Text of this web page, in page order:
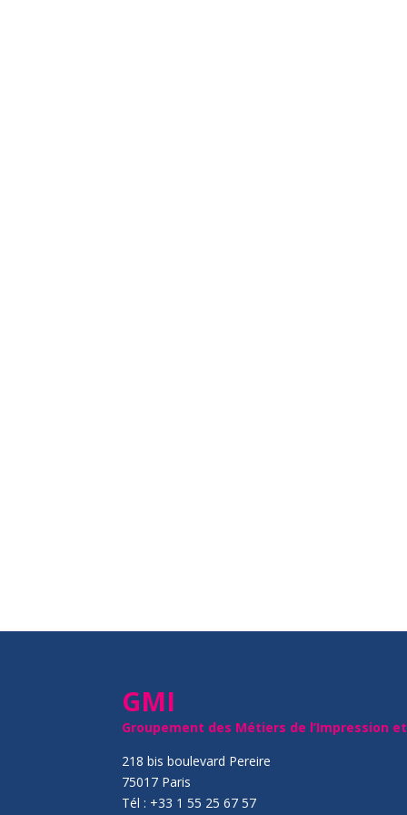
GMI
Groupement des Métiers de l’Impression
218 bis boulevard Pereire
75017 Paris
Tél : +33 1 55 25 67 57